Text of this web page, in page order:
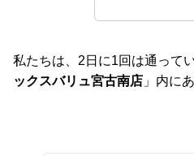
私たちは、2日に1回は通って
ックスバリュ宮古南店 」内に